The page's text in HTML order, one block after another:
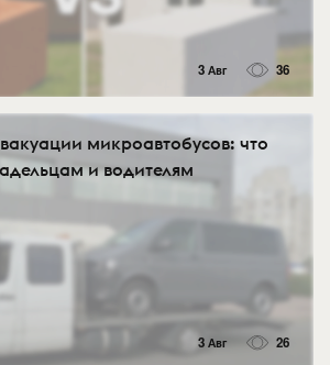
3 Авг 36
микроавтобусов: что
и водителям
3 Авг 26